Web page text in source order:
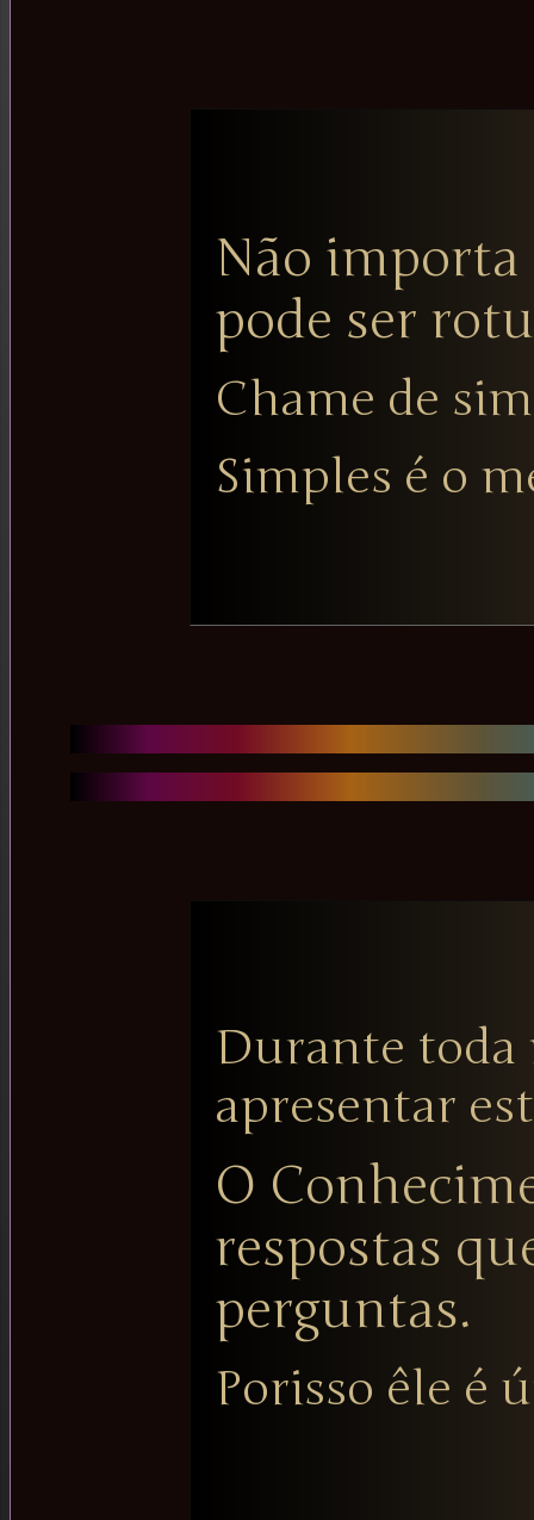
Não importa
pode ser
Chame de
Simples é o
Durante toda
apresentar
O
respostas
perguntas.
Porisso êle é